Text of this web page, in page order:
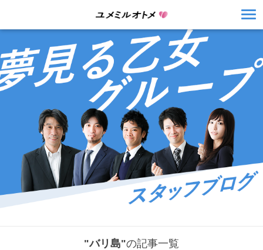
"バリ島"の記事一覧